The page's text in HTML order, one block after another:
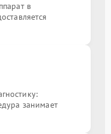
от 1500.00 ₽
в
занимает